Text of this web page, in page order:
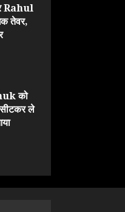
Rahul
तेवर,
को
ले